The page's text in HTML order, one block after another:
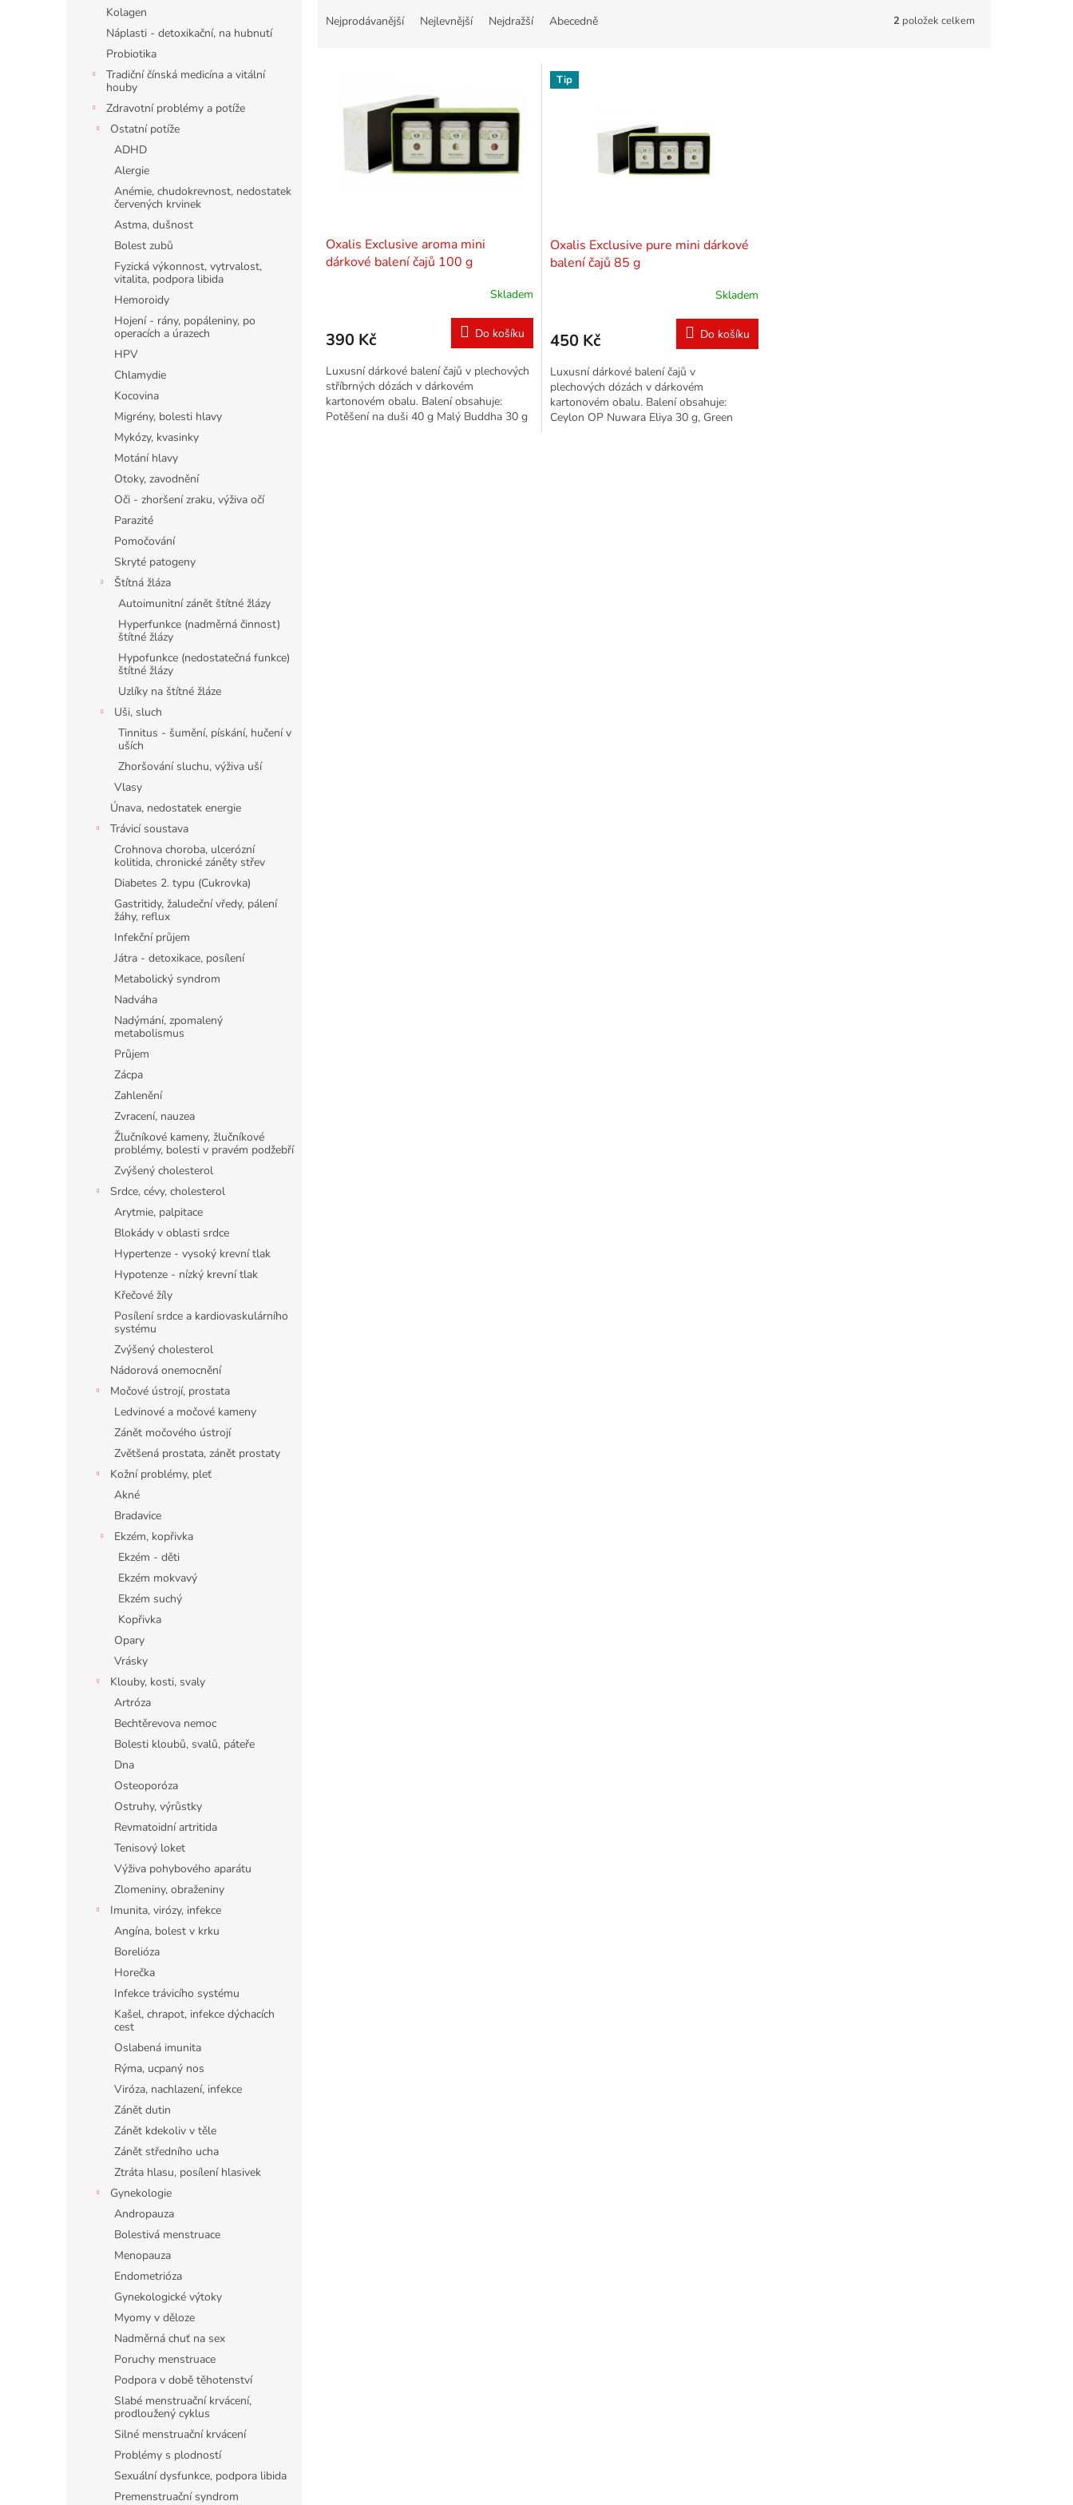
Kolagen
Náplasti - detoxikační, na hubnutí
Probiotika
Tradiční čínská medicína a vitální
houby
Zdravotní problémy a potíže
Ostatní potíže
ADHD
Alergie
Anémie, chudokrevnost, nedostatek
červených krvinek
Astma, dušnost
Bolest zubů
Fyzická výkonnost, vytrvalost,
vitalita, podpora libida
Hemoroidy
Hojení - rány, popáleniny, po
operacích a úrazech
HPV
Chlamydie
Kocovina
Migrény, bolesti hlavy
Mykózy, kvasinky
Motání hlavy
Otoky, zavodnění
Oči - zhoršení zraku, výživa očí
Parazité
Pomočování
Skryté patogeny
Štítná žláza
Autoimunitní zánět štítné žlázy
Hyperfunkce (nadměrná činnost)
štítné žlázy
Hypofunkce (nedostatečná funkce)
štítné žlázy
Uzlíky na štítné žláze
Uši, sluch
Tinnitus - šumění, pískání, hučení v
uších
Zhoršování sluchu, výživa uší
Vlasy
Únava, nedostatek energie
Trávicí soustava
Crohnova choroba, ulcerózní
kolitida, chronické záněty střev
Diabetes 2. typu (Cukrovka)
Gastritidy, žaludeční vředy, pálení
žáhy, reflux
Infekční průjem
Játra - detoxikace, posílení
Metabolický syndrom
Nadváha
Nadýmání, zpomalený
metabolismus
Průjem
Zácpa
Zahlenění
Zvracení, nauzea
Žlučníkové kameny, žlučníkové
problémy, bolesti v pravém podžebří
Zvýšený cholesterol
Srdce, cévy, cholesterol
Arytmie, palpitace
Blokády v oblasti srdce
Hypertenze - vysoký krevní tlak
Hypotenze - nízký krevní tlak
Křečové žíly
Posílení srdce a kardiovaskulárního
systému
Zvýšený cholesterol
Nádorová onemocnění
Močové ústrojí, prostata
Ledvinové a močové kameny
Zánět močového ústrojí
Zvětšená prostata, zánět prostaty
Kožní problémy, pleť
Akné
Bradavice
Ekzém, kopřivka
Ekzém - děti
Ekzém mokvavý
Ekzém suchý
Kopřivka
Opary
Vrásky
Klouby, kosti, svaly
Artróza
Bechtěrevova nemoc
Bolesti kloubů, svalů, páteře
Dna
Osteoporóza
Ostruhy, výrůstky
Revmatoidní artritida
Tenisový loket
Výživa pohybového aparátu
Zlomeniny, obraženiny
Imunita, virózy, infekce
Angína, bolest v krku
Borelióza
Horečka
Infekce trávicího systému
Kašel, chrapot, infekce dýchacích
cest
Oslabená imunita
Rýma, ucpaný nos
Viróza, nachlazení, infekce
Zánět dutin
Zánět kdekoliv v těle
Zánět středního ucha
Ztráta hlasu, posílení hlasivek
Gynekologie
Andropauza
Bolestivá menstruace
Menopauza
Endometrióza
Gynekologické výtoky
Myomy v děloze
Nadměrná chuť na sex
Poruchy menstruace
Podpora v době těhotenství
Slabé menstruační krvácení,
prodloužený cyklus
Silné menstruační krvácení
Problémy s plodností
Sexuální dysfunkce, podpora libida
Premenstruační syndrom
Nejprodávanější Nejlevnější Nejdražší Abecedně 2 položek celkem
Oxalis Exclusive aroma mini
dárkové balení čajů 100 g
Skladem
390 Kč Do košíku
Luxusní dárkové balení čajů v plechových
stříbrných dózách v dárkovém
kartonovém obalu. Balení obsahuje:
Potěšení na duši 40 g Malý Buddha 30 g
Tip
Oxalis Exclusive pure mini dárkové
balení čajů 85 g
Skladem
450 Kč Do košíku
Luxusní dárkové balení čajů v
plechových dózách v dárkovém
kartonovém obalu. Balení obsahuje:
Ceylon OP Nuwara Eliya 30 g, Green